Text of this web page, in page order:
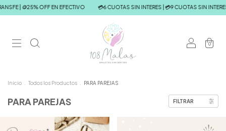
| 🪙25% OFF EN EFECTIVO 💳6 CUOTAS SIN INTERES | 💳9 CUOTAS SIN
0
Inicio Todos los Productos PARA PAREJAS
PARA PAREJAS FILTRAR